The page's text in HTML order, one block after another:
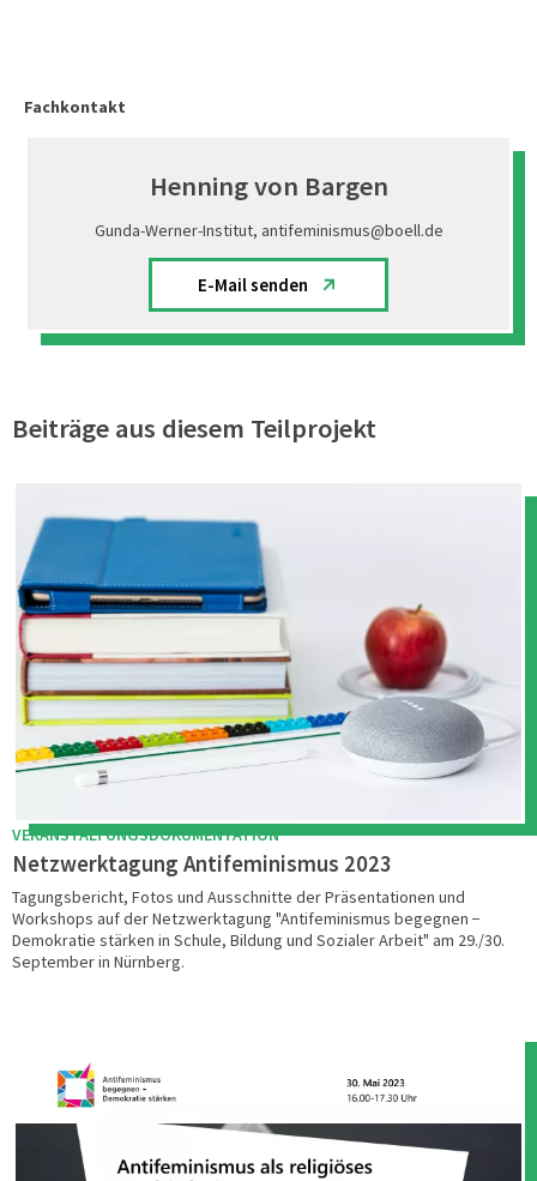
Fachkontakt
Henning von Bargen
Gunda-Werner-Institut, antifeminismus@boell.de
E-Mail senden
Beiträge aus diesem Teilprojekt
VERANSTALTUNGSDOKUMENTATION
Netzwerktagung Antifeminismus 2023
Tagungsbericht, Fotos und Ausschnitte der Präsentationen und
Workshops auf der Netzwerktagung "Antifeminismus begegnen −
Demokratie stärken in Schule, Bildung und Sozialer Arbeit" am 29./30.
September in Nürnberg.